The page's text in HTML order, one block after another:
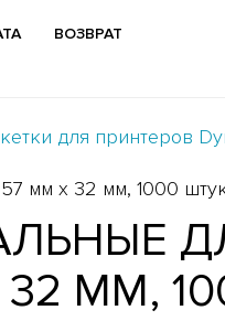
ВОЗВРАТ
для принтеров
мм x 32 мм, 1000
32 ММ,